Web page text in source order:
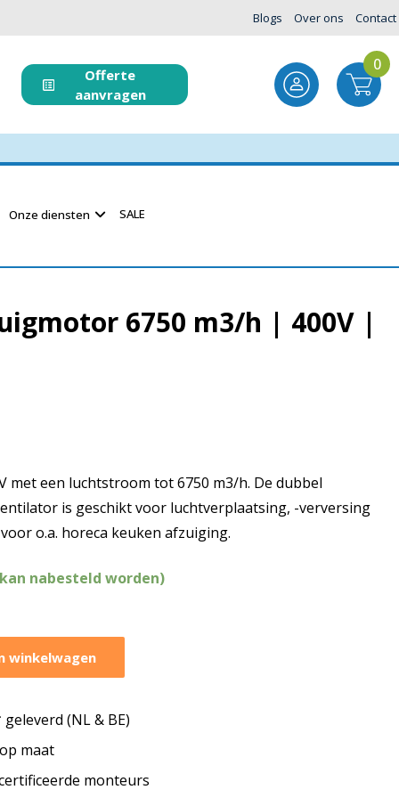
Blogs Over ons Contact
Offerte
aanvragen
0
Onze diensten SALE
6750 m3/h | 400V |
met een luchtstroom tot 6750 m3/h. De dubbel
is geschikt voor luchtverplaatsing, -verversing
o.a. horeca keuken afzuiging.
nabesteld worden)
winkelwagen
(NL & BE)
maat
monteurs